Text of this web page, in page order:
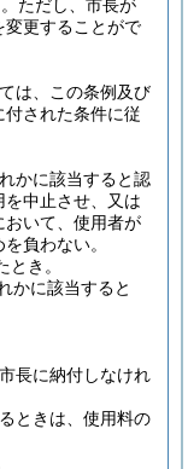
ただし、市長が
変更することがで
は、この条例及び
された条件に従
かに該当すると認
中止させ、又は
おいて、使用者が
負わない。
き。
かに該当すると
長に納付しなけれ
ときは、使用料の